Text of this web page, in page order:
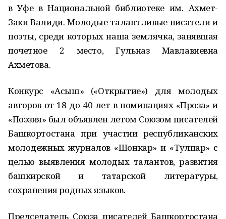
в Уфе в Национальной библиотеке им. Ахмет-
Заки Валиди. Молодые талантливые писатели и
поэты, среди которых наша землячка, занявшая
почетное 2 место, Гульназ Мавлавиевна
Ахметова.
Конкурс «Асыш» («Открытие») для молодых
авторов от 18 до 40 лет в номинациях «Проза» и
«Поэзия» был объявлен летом Союзом писателей
Башкортостана при участии республиканских
молодежных журналов «Шонкар» и «Тулпар» с
целью выявления молодых талантов, развития
башкирской и татарской литературы,
сохранения родных языков.
Председатель Союза писателей Башкортостана